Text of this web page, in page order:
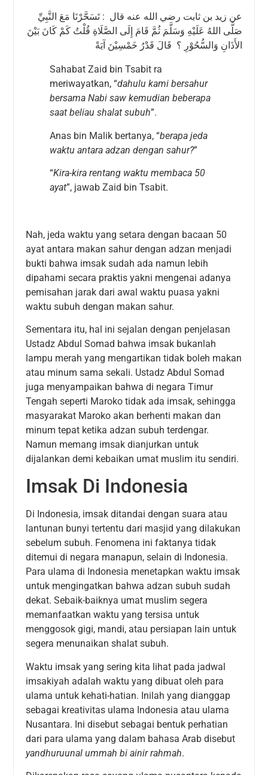
عن زيد بن ثابت رضي الله عنه قال : تَسَحَّرْنَا مَعَ النَّبِيِّ
صَلَّى اللهُ عَلَيْهِ وَسَلَّمَ ثُمَّ قَامَ إِلَى الصَّلَاةِ قُلْتُ كَمْ كَانَ بَيْنَ
الأَذَانِ وَالسُّحُوْرِ ؟ قَالَ قَدْرُ خَمْسِيْنَ آيَةً
Sahabat Zaid bin Tsabit ra
meriwayatkan, “dahulu kami bersahur
bersama Nabi saw kemudian beberapa
saat beliau shalat subuh”.
Anas bin Malik bertanya, “berapa jeda
waktu antara adzan dengan sahur?”
“Kira-kira rentang waktu membaca 50
ayat”, jawab Zaid bin Tsabit.
Nah, jeda waktu yang setara dengan bacaan 50
ayat antara makan sahur dengan adzan menjadi
bukti bahwa imsak sudah ada namun lebih
dipahami secara praktis yakni mengenai adanya
pemisahan jarak dari awal waktu puasa yakni
waktu subuh dengan makan sahur.
Sementara itu, hal ini sejalan dengan penjelasan
Ustadz Abdul Somad bahwa imsak bukanlah
lampu merah yang mengartikan tidak boleh makan
atau minum sama sekali. Ustadz Abdul Somad
juga menyampaikan bahwa di negara Timur
Tengah seperti Maroko tidak ada imsak, sehingga
masyarakat Maroko akan berhenti makan dan
minum tepat ketika adzan subuh terdengar.
Namun memang imsak dianjurkan untuk
dijalankan demi kebaikan umat muslim itu sendiri.
Imsak Di Indonesia
Di Indonesia, imsak ditandai dengan suara atau
lantunan bunyi tertentu dari masjid yang dilakukan
sebelum subuh. Fenomena ini faktanya tidak
ditemui di negara manapun, selain di Indonesia.
Para ulama di Indonesia menetapkan waktu imsak
untuk mengingatkan bahwa adzan subuh sudah
dekat. Sebaik-baiknya umat muslim segera
memanfaatkan waktu yang tersisa untuk
menggosok gigi, mandi, atau persiapan lain untuk
segera menunaikan shalat subuh.
Waktu imsak yang sering kita lihat pada jadwal
imsakiyah adalah waktu yang dibuat oleh para
ulama untuk kehati-hatian. Inilah yang dianggap
sebagai kreativitas ulama Indonesia atau ulama
Nusantara. Ini disebut sebagai bentuk perhatian
dari para ulama yang dalam bahasa Arab disebut
yandhuruunal ummah bi ainir rahmah.